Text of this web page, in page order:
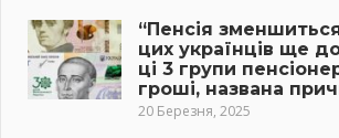
“Пенсія
цих українців ще
ці 3 групи
гроші, названа
20 Березня, 2025